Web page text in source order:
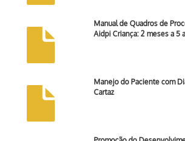
Manual de Quadros de
Aidpi Criança: 2 meses a 5
Manejo do Paciente com
Cartaz